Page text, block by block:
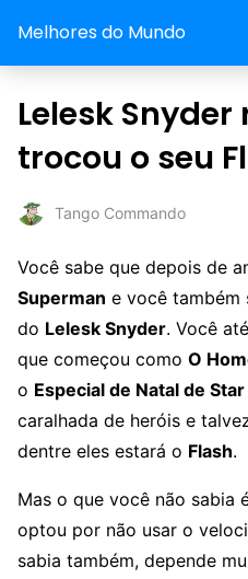
Melhores do Mundo
Lelesk
trocou o seu
Tango Commando
Você sabe que depois de
Superman e você também
do Lelesk Snyder. Você
que começou como O
o Especial de Natal de
caralhada de heróis e
dentre eles estará o Flash.
Mas o que você não sabia
optou por não usar o
sabia também, depende